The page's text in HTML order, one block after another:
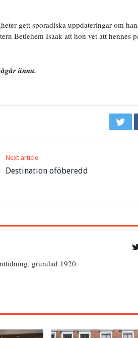
gett sporadiska uppdateringar om
Betlehem Isaak att hon vet att hennes
ännu.
Next article
Destination oföberedd
grundad 1920.